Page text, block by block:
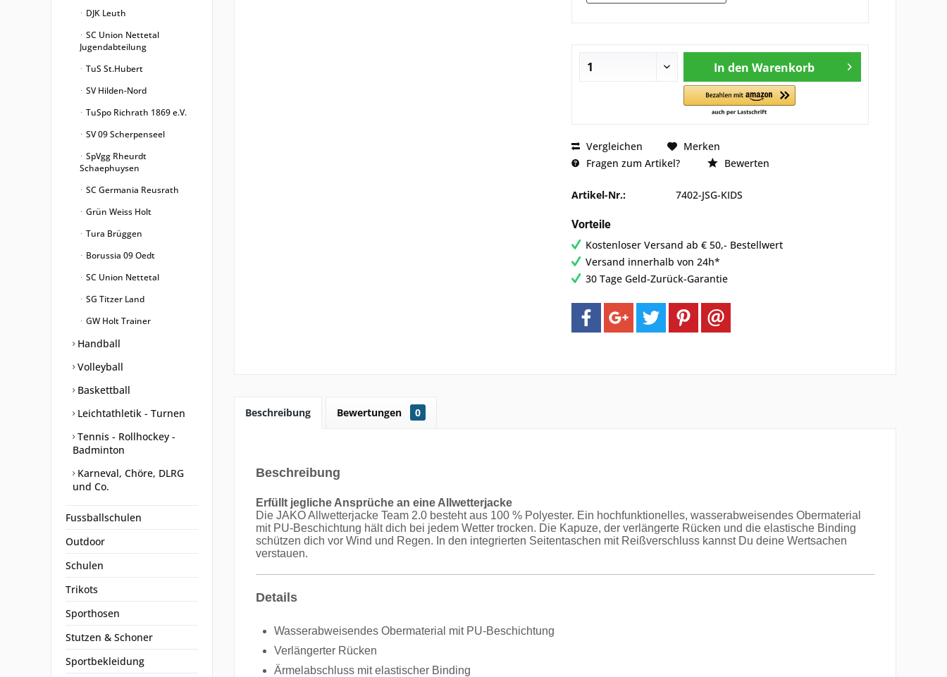
DJK Leuth
SC Union Nettetal
Jugendabteilung
TuS St.Hubert
SV Hilden-Nord
TuSpo Richrath 1869 e.V.
SV 09 Scherpenseel
SpVgg Rheurdt
Schaephuysen
SC Germania Reusrath
Grün Weiss Holt
Tura Brüggen
Borussia 09 Oedt
SC Union Nettetal
SG Titzer Land
GW Holt Trainer
Handball
Volleyball
Baskettball
Leichtathletik - Turnen
Tennis - Rollhockey -
Badminton
Karneval, Chöre, DLRG
und Co.
Fussballschulen
Outdoor
Schulen
Trikots
Sporthosen
Stutzen & Schoner
Sportbekleidung
In den Warenkorb
Vergleichen
Merken
Fragen zum Artikel?
Bewerten
Artikel-Nr.: 7402-JSG-KIDS
Vorteile
Kostenloser Versand ab € 50,- Bestellwert
Versand innerhalb von 24h*
30 Tage Geld-Zurück-Garantie
Beschreibung Bewertungen 0
Beschreibung
Erfüllt jegliche Ansprüche an eine Allwetterjacke
Die JAKO Allwetterjacke Team 2.0 besteht aus 100 % Polyester. Ein hochfunktionelles, wasserabweisendes Obermaterial
mit PU-Beschichtung hält dich bei jedem Wetter trocken. Die Kapuze, der verlängerte Rücken und die elastische Binding
schützen dich vor Wind und Regen. In den integrierten Seitentaschen mit Reißverschluss kannst Du deine Wertsachen
verstauen.
Details
Wasserabweisendes Obermaterial mit PU-Beschichtung
Verlängerter Rücken
Ärmelabschluss mit elastischer Binding